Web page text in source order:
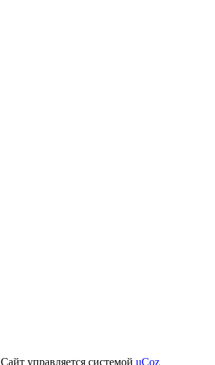
Сайт управляется системой uCoz